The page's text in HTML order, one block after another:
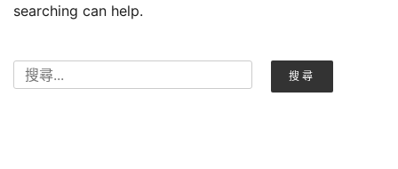
searching can help.